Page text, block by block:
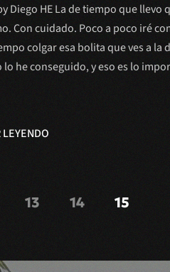
Diego HE La de tiempo que
Con cuidado. Poco a poco iré
colgar esa bolita que ves a la
he conseguido, y eso es lo
13 14 15